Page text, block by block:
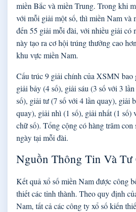
miền Bắc và miền Trung. Trong khi
với mỗi giải một số, thì miền Nam và
đến 55 giải mỗi đài, với nhiều giải có
này tạo ra cơ hội trúng thưởng cao
khu vực miền Nam.
Cấu trúc 9 giải chính của XSMN bao
giải bảy (4 số), giải sáu (3 số với 3
số), giải tư (7 số với 4 lần quay), giải
quay), giải nhì (1 số), giải nhất (1 số)
chữ số). Tổng cộng có hàng trăm con
ngày tại mỗi đài.
Nguồn Thông Tin Và Tư
Kết quả xổ số miền Nam được công
thiết các tỉnh thành. Theo quy định
Nam, tất cả các công ty xổ số kiến